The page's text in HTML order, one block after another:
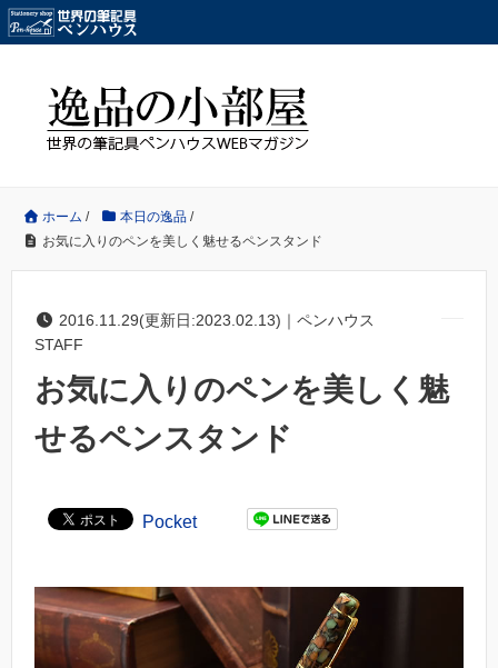
ホーム / 本日の逸品 /
お気に入りのペンを美しく魅せるペンスタンド
2016.11.29(更新日:2023.02.13)｜ペンハウス
STAFF
お気に入りのペンを美しく魅
せるペンスタンド
Pocket